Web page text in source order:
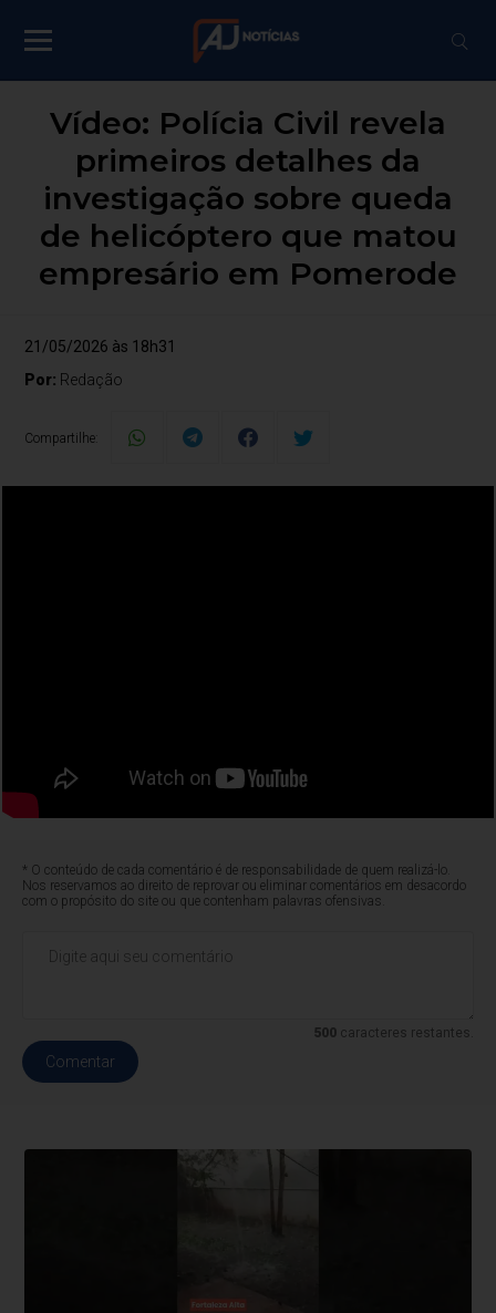
Vídeo: Polícia Civil revela
primeiros detalhes da
investigação sobre queda
de helicóptero que matou
empresário em Pomerode
21/05/2026 às 18h31
Por: Redação
Compartilhe:
* O conteúdo de cada comentário é de responsabilidade de quem realizá-lo.
Nos reservamos ao direito de reprovar ou eliminar comentários em desacordo
com o propósito do site ou que contenham palavras ofensivas.
500caracteres restantes.
Comentar